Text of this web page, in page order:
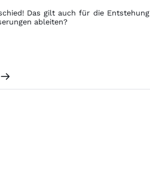
Das gilt auch für die
ableiten?
m